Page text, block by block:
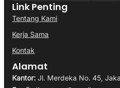
Link Penting
Tentang Kami
Kerja Sama
Kontak
Alamat
Kantor: Jl. Merdeka No. 45,